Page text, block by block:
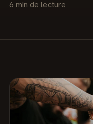
6 min de lecture